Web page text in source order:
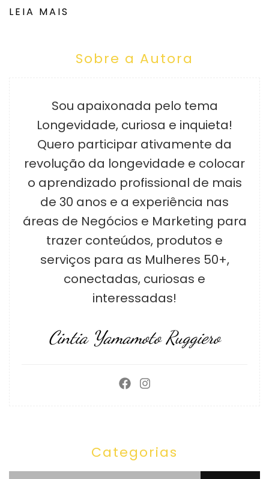
LEIA MAIS
Sobre a Autora
Sou apaixonada pelo tema
Longevidade, curiosa e inquieta!
Quero participar ativamente da
revolução da longevidade e colocar
o aprendizado profissional de mais
de 30 anos e a experiência nas
áreas de Negócios e Marketing para
trazer conteúdos, produtos e
serviços para as Mulheres 50+,
conectadas, curiosas e
interessadas!
Cintia Yamamoto Ruggiero
Categorias